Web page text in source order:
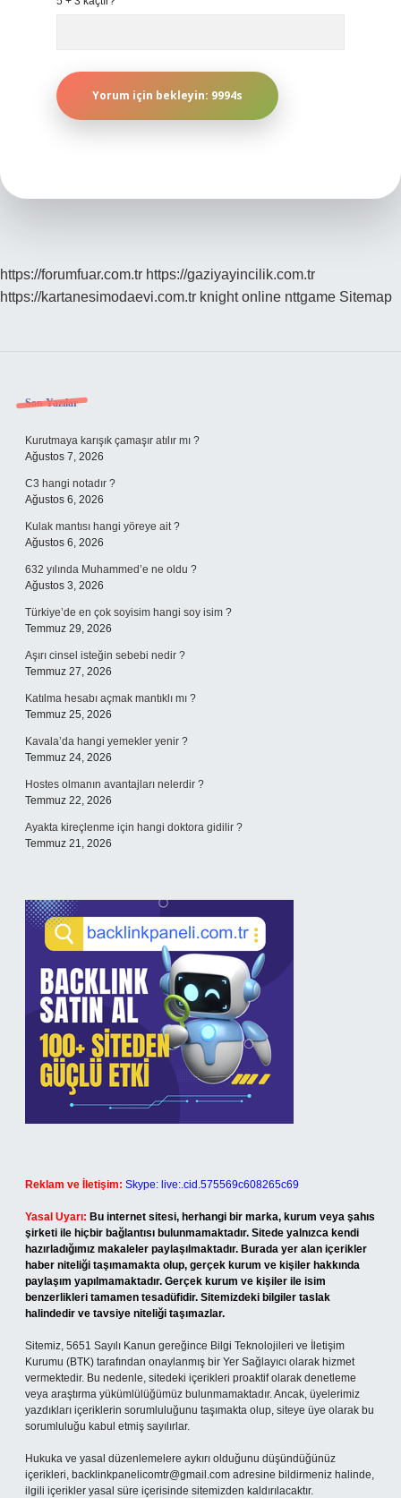
https://forumfuar.com.tr https://gaziyayincilik.com.tr
https://kartanesimodaevi.com.tr knight online nttgame Sitemap
Sidebar
Son Yazılar
Kurutmaya karışık çamaşır atılır mı ?
Ağustos 7, 2026
C3 hangi notadır ?
Ağustos 6, 2026
Kulak mantısı hangi yöreye ait ?
Ağustos 6, 2026
632 yılında Muhammed’e ne oldu ?
Ağustos 3, 2026
Türkiye’de en çok soyisim hangi soy isim ?
Temmuz 29, 2026
Aşırı cinsel isteğin sebebi nedir ?
Temmuz 27, 2026
Katılma hesabı açmak mantıklı mı ?
Temmuz 25, 2026
Kavala’da hangi yemekler yenir ?
Temmuz 24, 2026
Hostes olmanın avantajları nelerdir ?
Temmuz 22, 2026
Ayakta kireçlenme için hangi doktora gidilir ?
Temmuz 21, 2026
Reklam ve İletişim: Skype: live:.cid.575569c608265c69
Yasal Uyarı: Bu internet sitesi, herhangi bir marka, kurum veya şahıs
şirketi ile hiçbir bağlantısı bulunmamaktadır. Sitede yalnızca kendi
hazırladığımız makaleler paylaşılmaktadır. Burada yer alan içerikler
haber niteliği taşımamakta olup, gerçek kurum ve kişiler hakkında
paylaşım yapılmamaktadır. Gerçek kurum ve kişiler ile isim
benzerlikleri tamamen tesadüfidir. Sitemizdeki bilgiler taslak
halindedir ve tavsiye niteliği taşımazlar.
Sitemiz, 5651 Sayılı Kanun gereğince Bilgi Teknolojileri ve İletişim
Kurumu (BTK) tarafından onaylanmış bir Yer Sağlayıcı olarak hizmet
vermektedir. Bu nedenle, sitedeki içerikleri proaktif olarak denetleme
veya araştırma yükümlülüğümüz bulunmamaktadır. Ancak, üyelerimiz
yazdıkları içeriklerin sorumluluğunu taşımakta olup, siteye üye olarak bu
sorumluluğu kabul etmiş sayılırlar.
Hukuka ve yasal düzenlemelere aykırı olduğunu düşündüğünüz
içerikleri, backlinkpanelicomtr@gmail.com adresine bildirmeniz halinde,
ilgili içerikler yasal süre içerisinde sitemizden kaldırılacaktır.